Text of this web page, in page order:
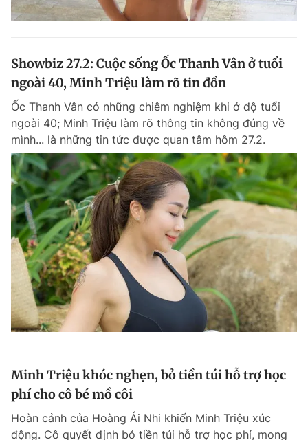
Sản phẩm khác
Thông tin tòa soạn Liên hệ quảng cáo
Đọc Thanh Niên trên điện thoại
Theo dõi báo trên
Hotline
0906 645 777
Liên hệ quảng cáo
0908 780 404
Tổng biên tập: Nguyễn Ngọc Toàn
Phó tổng biên tập thường trực: Hải Thành
Phó tổng biên tập: Lâm Hiếu Dũng
Phó tổng biên tập: Trần Việt Hưng
Tổng thư ký tòa soạn: Đức Trung
Showbiz 27.2: Cuộc sống Ốc Thanh Vân ở tuổi
ngoài 40, Minh Triệu làm rõ tin đồn
Ốc Thanh Vân có những chiêm nghiệm khi ở độ tuổi
ngoài 40; Minh Triệu làm rõ thông tin không đúng về
mình... là những tin tức được quan tâm hôm 27.2.
Minh Triệu khóc nghẹn, bỏ tiền túi hỗ trợ học
phí cho cô bé mồ côi
Hoàn cảnh của Hoàng Ái Nhi khiến Minh Triệu xúc
động. Cô quyết định bỏ tiền túi hỗ trợ học phí, mong